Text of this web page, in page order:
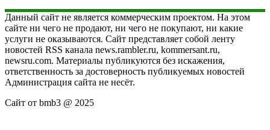
Данный сайт не является коммерческим проектом. На этом
сайте ни чего не продают, ни чего не покупают, ни какие
услуги не оказываются. Сайт представляет собой ленту
новостей RSS канала news.rambler.ru, kommersant.ru,
newsru.com. Материалы публикуются без искажения,
ответственность за достоверность публикуемых новостей
Администрация сайта не несёт.
Сайт от bmb3 @ 2025